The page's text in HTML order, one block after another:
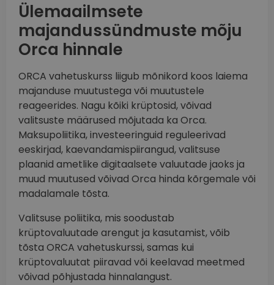
Ülemaailmsete
majandussündmuste mõju
Orca hinnale
ORCA vahetuskurss liigub mõnikord koos laiema
majanduse muutustega või muutustele
reageerides. Nagu kõiki krüptosid, võivad
valitsuste määrused mõjutada ka Orca.
Maksupoliitika, investeeringuid reguleerivad
eeskirjad, kaevandamispiirangud, valitsuse
plaanid ametlike digitaalsete valuutade jaoks ja
muud muutused võivad Orca hinda kõrgemale või
madalamale tõsta.
Valitsuse poliitika, mis soodustab
krüptovaluutade arengut ja kasutamist, võib
tõsta ORCA vahetuskurssi, samas kui
krüptovaluutat piiravad või keelavad meetmed
võivad põhjustada hinnalangust.